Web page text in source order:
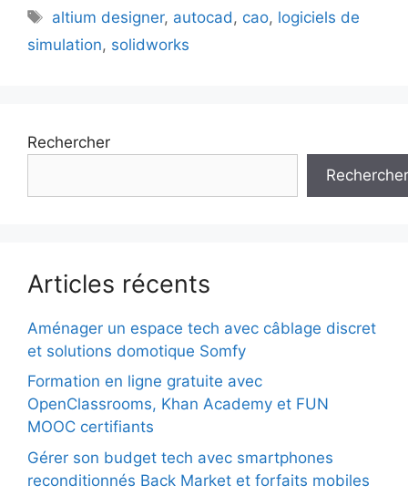
Étiquettes
altium designer, autocad , cao, logiciels de
simulation, solidworks
Rechercher
Rechercher
Articles récents
Aménager un espace tech avec câblage discret
et solutions domotique Somfy
Formation en ligne gratuite avec
OpenClassrooms, Khan Academy et FUN
MOOC certifiants
Gérer son budget tech avec smartphones
reconditionnés Back Market et forfaits mobiles